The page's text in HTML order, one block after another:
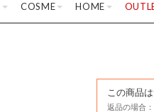
COSME HOME
この商品は
返品の場合